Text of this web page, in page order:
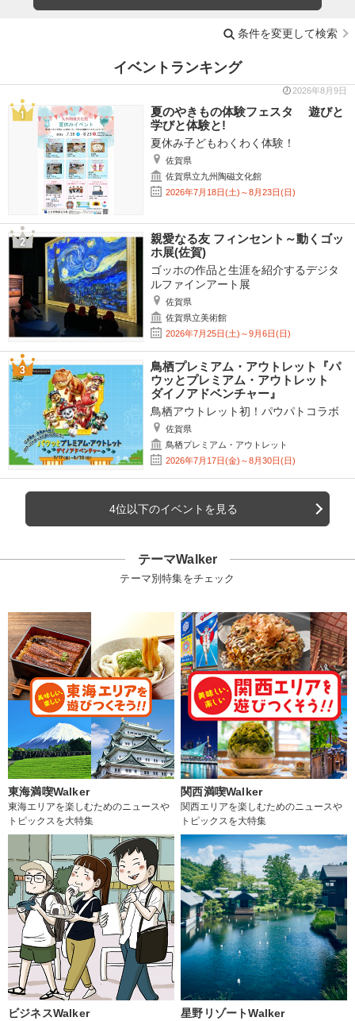
条件を変更して検索
イベントランキング
2026年8月9日
夏のやきもの体験フェスタ 遊びと
学びと体験と!
夏休み子どもわくわく体験！
佐賀県
佐賀県立九州陶磁文化館
2026年7月18日(土)～8月23日(日)
親愛なる友 フィンセント～動くゴッ
ホ展(佐賀)
ゴッホの作品と生涯を紹介するデジタ
ルファインアート展
佐賀県
佐賀県立美術館
2026年7月25日(土)～9月6日(日)
鳥栖プレミアム・アウトレット『パ
ウッとプレミアム・アウトレット
ダイノアドベンチャー』
鳥栖アウトレット初！パウパトコラボ
佐賀県
鳥栖プレミアム・アウトレット
2026年7月17日(金)～8月30日(日)
4位以下のイベントを見る
テーマWalker
テーマ別特集をチェック
東海満喫Walker
東海エリアを楽しむためのニュースや
トピックスを大特集
関西満喫Walker
関西エリアを楽しむためのニュースや
トピックスを大特集
ビジネスWalker 星野リゾートWalker